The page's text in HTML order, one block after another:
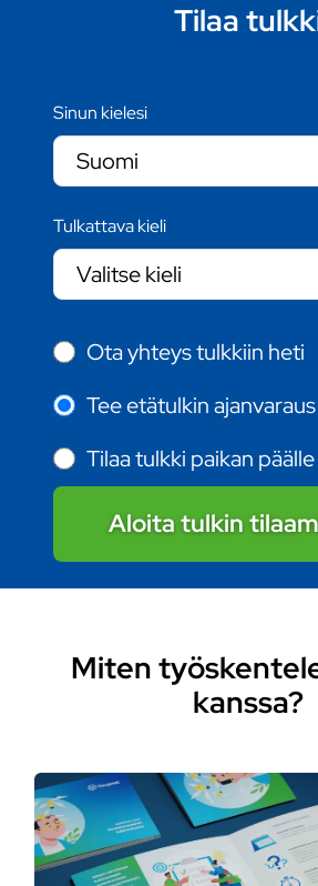
Tilaa
Sinun kielesi
Tulkattava kieli
Ota yhteys tulkkiin heti
Tee etätulkin ajanvaraus
Tilaa tulkki paikan päälle
Aloita tulkin
Miten
kanssa?